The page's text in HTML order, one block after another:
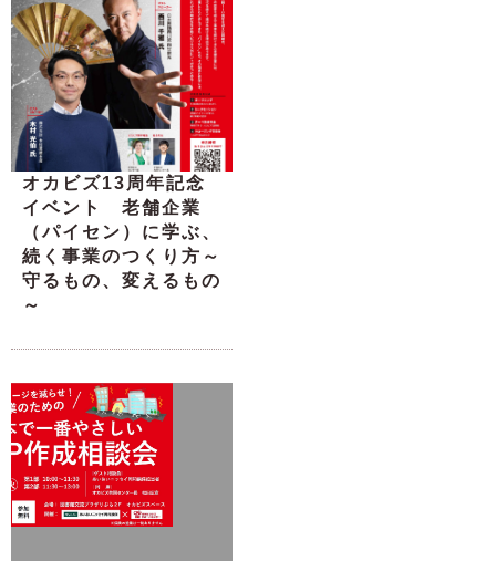
オカビズ13周年記念
イベント 老舗企業
（パイセン）に学ぶ、
続く事業のつくり方～
守るもの、変えるもの
～